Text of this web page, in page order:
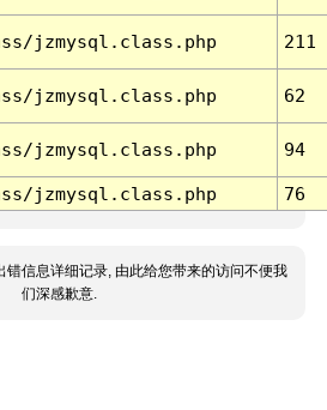
jzmysql.class.php 211
jzmysql.class.php 62
jzmysql.class.php 94
jzmysql.class.php 76
错信息详细记录, 由此给您带来的访问不便我
们深感歉意.